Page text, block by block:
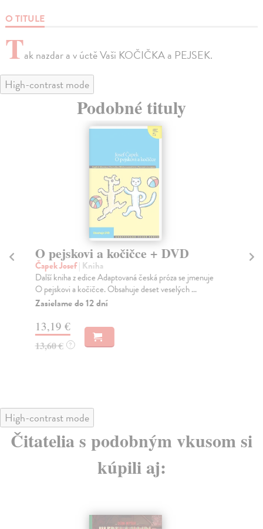
O TITULE
Tak nazdar a v úctě Vaši KOČIČKA a PEJSEK.
High-contrast mode
Podobné tituly
O pejskovi a kočičce + DVD
Čapek Josef| Kniha
Další kniha z edice Adaptovaná česká próza se jmenuje
O pejskovi a kočičce. Obsahuje deset veselých ...
Zasielame do 12 dní
13,19 €
13,60 € ?
High-contrast mode
Čitatelia s podobným vkusom si
kúpili aj: